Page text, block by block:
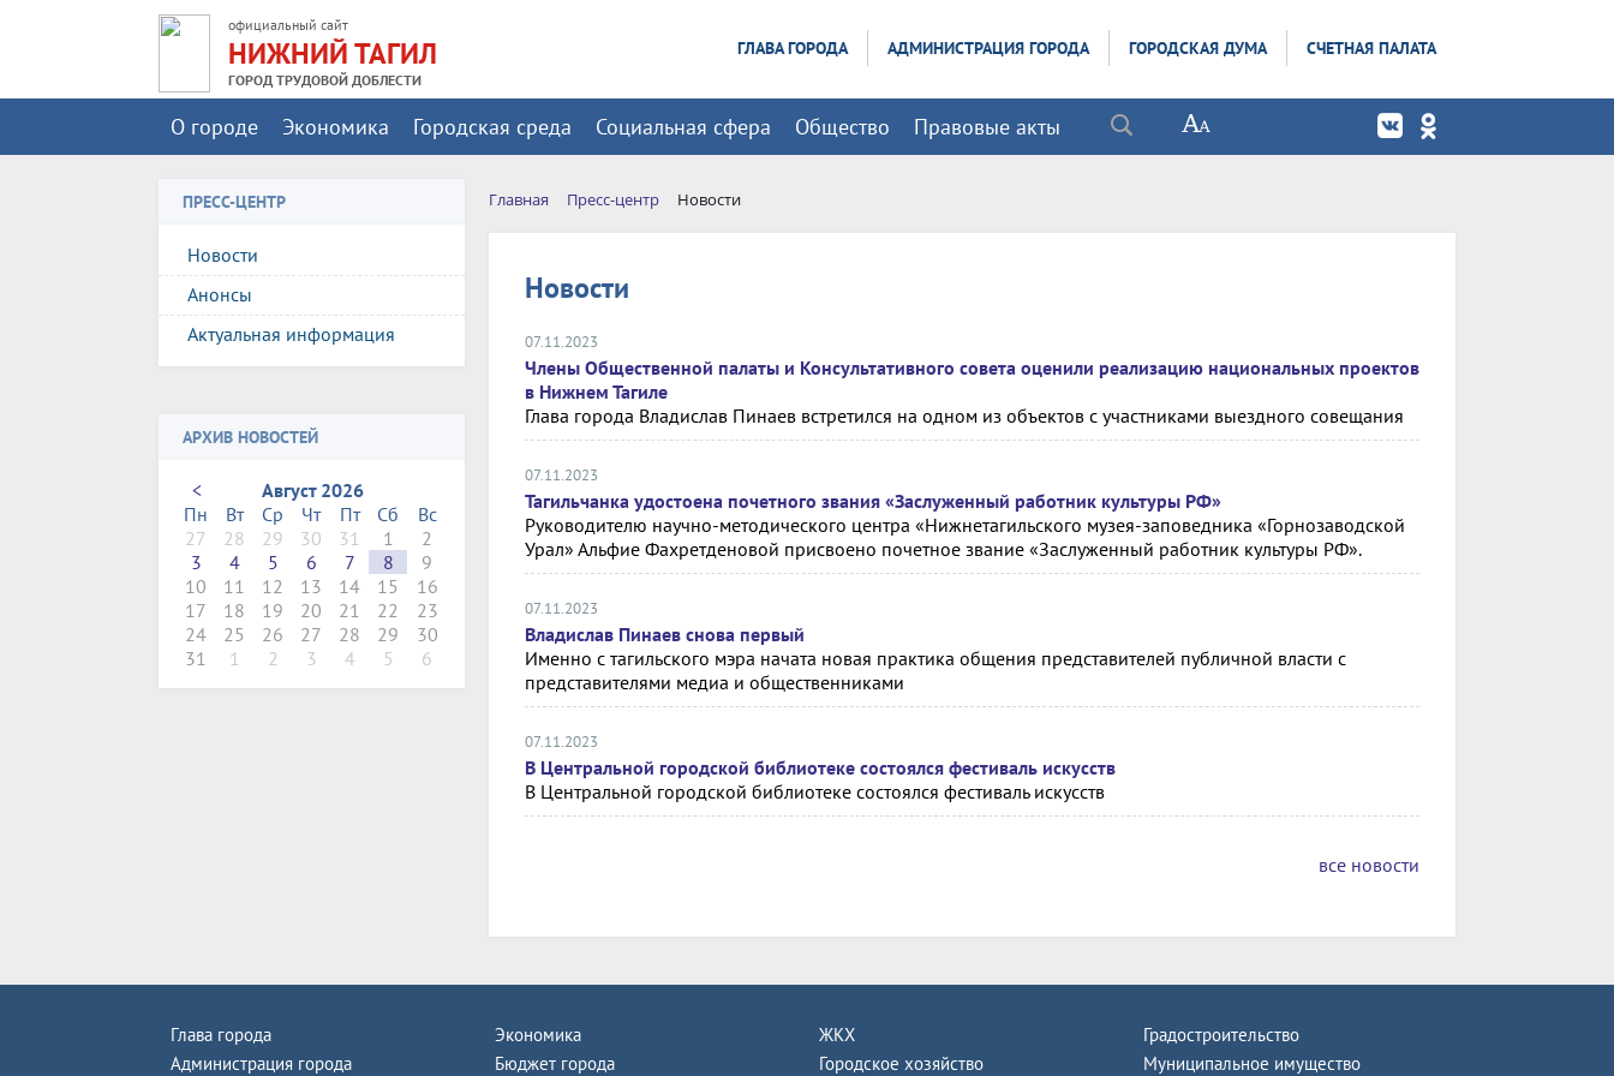
официальный сайт
НИЖНИЙ ТАГИЛ
ГОРОД ТРУДОВОЙ ДОБЛЕСТИ
ГЛАВА ГОРОДА АДМИНИСТРАЦИЯ ГОРОДА ГОРОДСКАЯ ДУМА СЧЕТНАЯ ПАЛАТА
О городе Экономика Городская среда Социальная сфера Общество Правовые акты
ПРЕСС-ЦЕНТР
Новости
Анонсы
Актуальная информация
АРХИВ НОВОСТЕЙ
<
Август 2026
Пн
Вт Ср Чт Пт Сб
Вс
27
28 29 30 31 1
2
3
4 5 6 7 8
9
10
11 12 13 14 15
16
17
18 19 20 21 22
23
24
25 26 27 28 29
30
31
1 2 3 4 5 6
Главная Пресс-центр Новости
Новости
07.11.2023
Члены Общественной палаты и Консультативного совета оценили реализацию национальных проектов
в Нижнем Тагиле
Глава города Владислав Пинаев встретился на одном из объектов с участниками выездного совещания
07.11.2023
Тагильчанка удостоена почетного звания «Заслуженный работник культуры РФ»
Руководителю научно-методического центра «Нижнетагильского музея-заповедника «Горнозаводской
Урал» Альфие Фахретденовой присвоено почетное звание «Заслуженный работник культуры РФ».
07.11.2023
Владислав Пинаев снова первый
Именно с тагильского мэра начата новая практика общения представителей публичной власти с
представителями медиа и общественниками
07.11.2023
В Центральной городской библиотеке состоялся фестиваль искусств
В Центральной городской библиотеке состоялся фестиваль искусств
все новости
Глава города
Администрация города
Экономика
Бюджет города
ЖКХ
Городское хозяйство
Градостроительство
Муниципальное имущество